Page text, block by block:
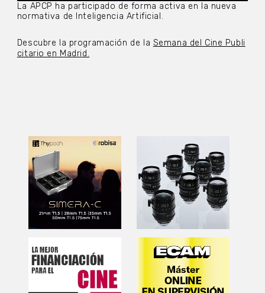
La APCP ha participado de forma activa en la nueva
normativa de Inteligencia Artificial.
Descubre la programación de la Semana del Cine Publi
citario en Madrid.